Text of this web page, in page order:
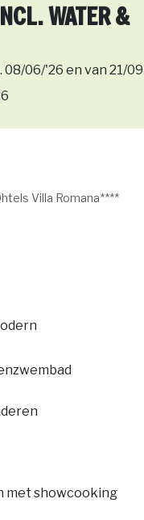
WATER &
06/'26 en van 21/09
Villa Romana****
met showcooking